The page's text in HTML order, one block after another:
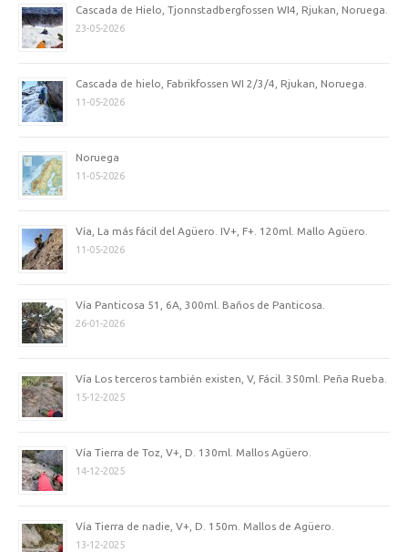
Cascada de Hielo, Tjonnstadbergfossen WI4, Rjukan, Noruega.
23-05-2026
Cascada de hielo, Fabrikfossen WI 2/3/4, Rjukan, Noruega.
11-05-2026
Noruega
11-05-2026
Vía, La más fácil del Agüero. IV+, F+. 120ml. Mallo Agüero.
11-05-2026
Vía Panticosa 51, 6A, 300ml. Baños de Panticosa.
26-01-2026
Vía Los terceros también existen, V, Fácil. 350ml. Peña Rueba.
15-12-2025
Vía Tierra de Toz, V+, D. 130ml. Mallos Agüero.
14-12-2025
Vía Tierra de nadie, V+, D. 150m. Mallos de Agüero.
13-12-2025